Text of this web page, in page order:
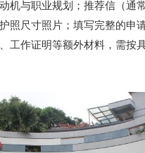
机与职业规划；推荐信（通
照尺寸照片；填写完整的申
工作证明等额外材料，需按